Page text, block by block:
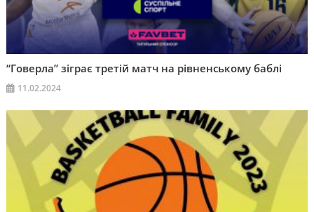
“Говерла” зіграє третій матч на рівненському баблі
11.02.2024